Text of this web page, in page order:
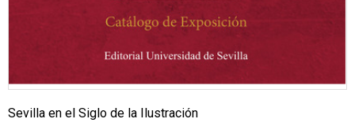
Sevilla en el Siglo de la Ilustración